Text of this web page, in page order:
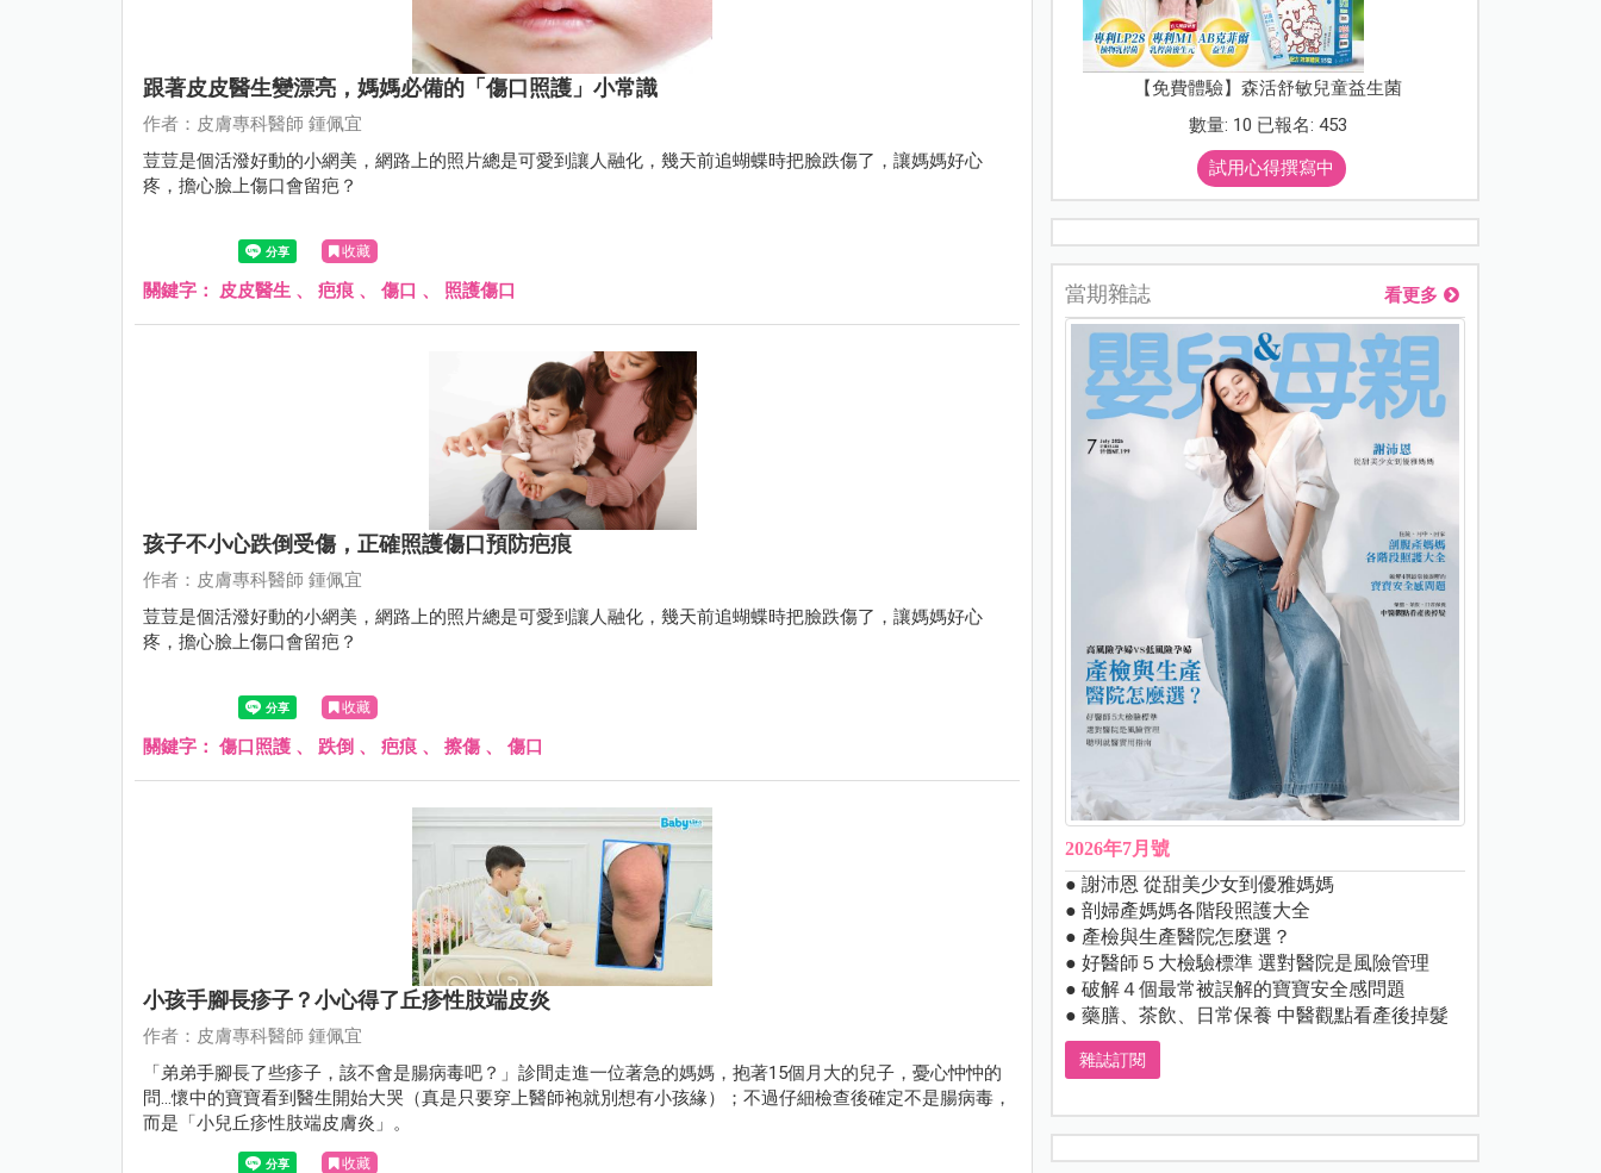
跟著皮皮醫生變漂亮，媽媽必備的「傷口照護」小常識
作者：皮膚專科醫師 鍾佩宜
荳荳是個活潑好動的小網美，網路上的照片總是可愛到讓人融化，幾天前追蝴蝶時把臉跌傷了，讓媽媽好心
疼，擔心臉上傷口會留疤？
收藏
關鍵字： 皮皮醫生 、 疤痕 、 傷口 、 照護傷口
孩子不小心跌倒受傷，正確照護傷口預防疤痕
作者：皮膚專科醫師 鍾佩宜
荳荳是個活潑好動的小網美，網路上的照片總是可愛到讓人融化，幾天前追蝴蝶時把臉跌傷了，讓媽媽好心
疼，擔心臉上傷口會留疤？
收藏
關鍵字： 傷口照護 、 跌倒 、 疤痕 、 擦傷 、 傷口
小孩手腳長疹子？小心得了丘疹性肢端皮炎
作者：皮膚專科醫師 鍾佩宜
「弟弟手腳長了些疹子，該不會是腸病毒吧？」診間走進一位著急的媽媽，抱著15個月大的兒子，憂心忡忡的
問...懷中的寶寶看到醫生開始大哭（真是只要穿上醫師袍就別想有小孩緣）；不過仔細檢查後確定不是腸病毒，
而是「小兒丘疹性肢端皮膚炎」。
收藏
【免費體驗】森活舒敏兒童益生菌
數量: 10 已報名: 453
試用心得撰寫中
當期雜誌 看更多
2026年7月號
● 謝沛恩 從甜美少女到優雅媽媽
● 剖婦產媽媽各階段照護大全
● 產檢與生產醫院怎麼選？
● 好醫師５大檢驗標準 選對醫院是風險管理
● 破解４個最常被誤解的寶寶安全感問題
● 藥膳、茶飲、日常保養 中醫觀點看產後掉髮
雜誌訂閱